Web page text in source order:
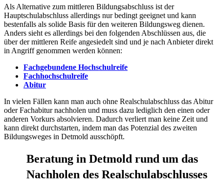
Als Alternative zum mittleren Bildungsabschluss ist der
Hauptschulabschluss allerdings nur bedingt geeignet und kann
bestenfalls als solide Basis für den weiteren Bildungsweg dienen.
Anders sieht es allerdings bei den folgenden Abschlüssen aus, die
über der mittleren Reife angesiedelt sind und je nach Anbieter direkt
in Angriff genommen werden können:
Fachgebundene Hochschulreife
Fachhochschulreife
Abitur
In vielen Fällen kann man auch ohne Realschulabschluss das Abitur
oder Fachabitur nachholen und muss dazu lediglich den einen oder
anderen Vorkurs absolvieren. Dadurch verliert man keine Zeit und
kann direkt durchstarten, indem man das Potenzial des zweiten
Bildungsweges in Detmold ausschöpft.
Beratung in Detmold rund um das
Nachholen des Realschulabschlusses